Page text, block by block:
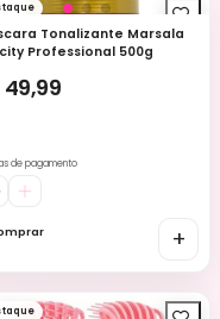
Tonalizante Marsala
Professional 500g
49,99
de pagamento
+